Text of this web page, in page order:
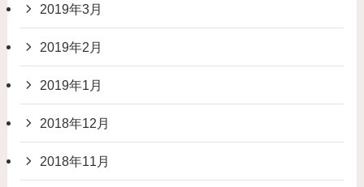
2019年3月
2019年2月
2019年1月
2018年12月
2018年11月